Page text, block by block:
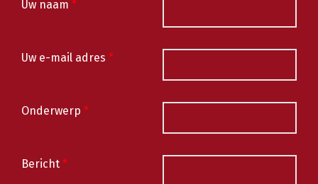
Uw naam *
Uw e-mail adres *
Onderwerp *
Bericht *